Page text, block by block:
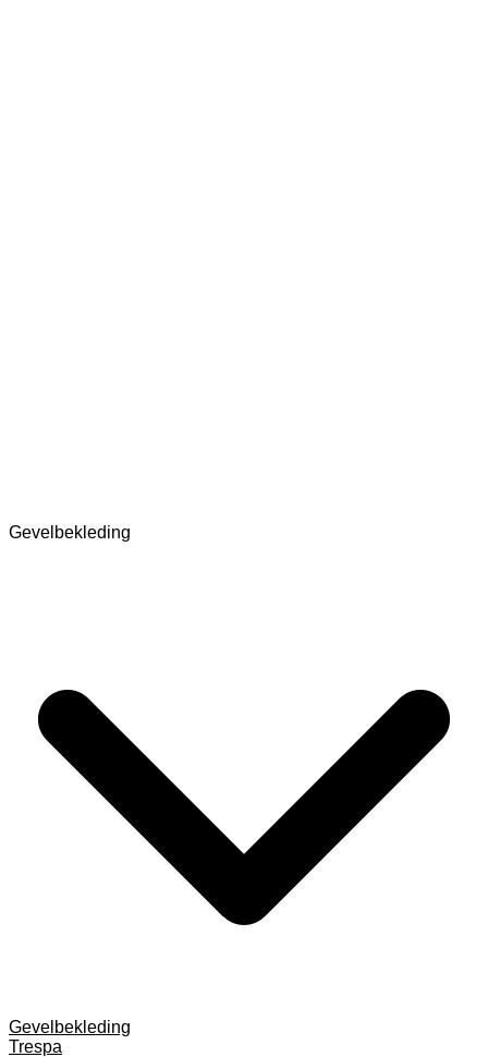
Gevelbekleding
Gevelbekleding
Trespa